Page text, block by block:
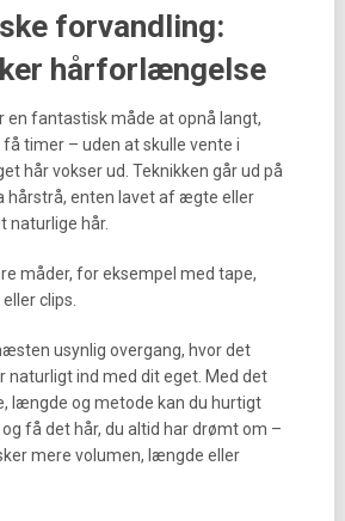
forvandling:
hårforlængelse
en fantastisk måde at opnå langt,
timer – uden at skulle vente i
hår vokser ud. Teknikken går ud på
hårstrå, enten lavet af ægte eller
naturlige hår.
måder, for eksempel med tape,
clips.
usynlig overgang, hvor det
naturligt ind med dit eget. Med det
længde og metode kan du hurtigt
få det hår, du altid har drømt om –
mere volumen, længde eller